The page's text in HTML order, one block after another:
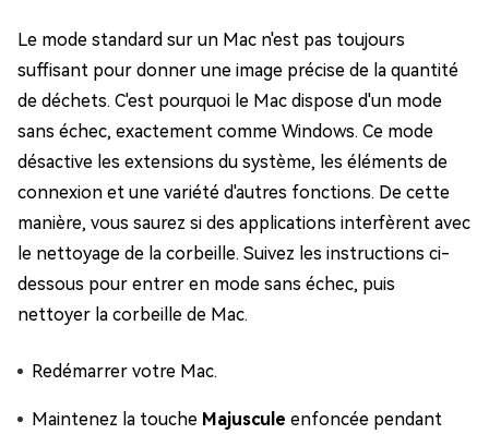
Le mode standard sur un Mac n'est pas toujours
suffisant pour donner une image précise de la quantité
de déchets. C'est pourquoi le Mac dispose d'un mode
sans échec, exactement comme Windows. Ce mode
désactive les extensions du système, les éléments de
connexion et une variété d'autres fonctions. De cette
manière, vous saurez si des applications interfèrent avec
le nettoyage de la corbeille. Suivez les instructions ci-
dessous pour entrer en mode sans échec, puis
nettoyer la corbeille de Mac.
Redémarrer votre Mac.
Maintenez la touche Majuscule enfoncée pendant